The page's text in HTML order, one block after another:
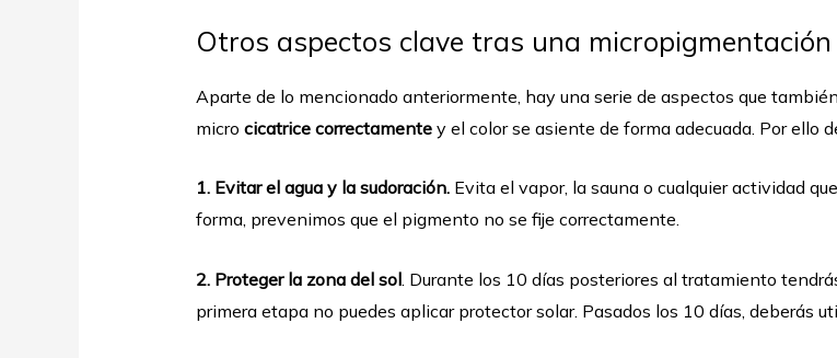
Otros aspectos clave tras una micropigmentación
Aparte de lo mencionado anteriormente, hay una serie de aspectos que
micro cicatrice correctamente y el color se asiente de forma adecuada. Por ello
1. Evitar el agua y la sudoración.Evita el vapor, la sauna o cualquier actividad
forma, prevenimos que el pigmento no se fije correctamente.
2. Proteger la zona del sol. Durante los 10 días posteriores al tratamiento
primera etapa no puedes aplicar protector solar. Pasados los 10 días, deberás